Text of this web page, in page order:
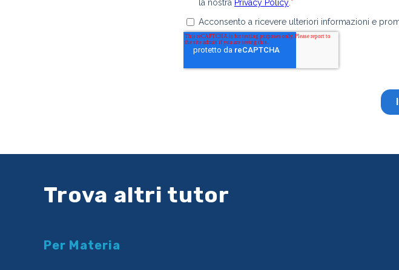
Trova altri tutor
Per Materia